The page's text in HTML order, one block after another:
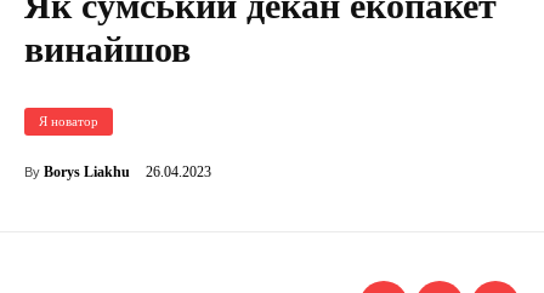
винайшов
Я новатор
By Borys Liakhu 26.04.2023